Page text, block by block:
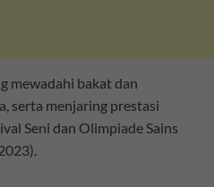
mewadahi bakat dan
serta menjaring prestasi
Seni dan Olimpiade Sains